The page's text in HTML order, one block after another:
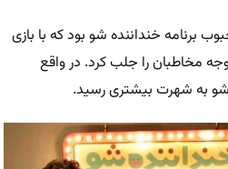
برنامه خنداننده شو بود که با بازی
مخاطبان را جلب کرد. در واقع
به شهرت بیشتری رسید.